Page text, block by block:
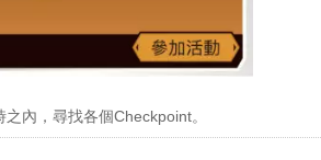
內，尋找各個Checkpoint。